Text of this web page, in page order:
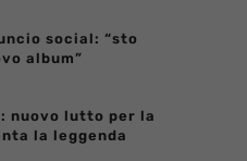
social: “sto
album”
nuovo lutto per la
la leggenda